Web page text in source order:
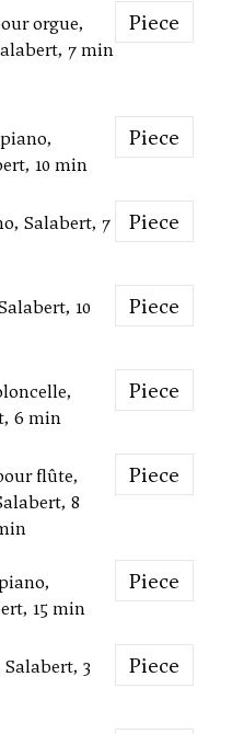
orgue,
7 min
Piece
10 min
Piece
Salabert, 7
Piece
10
Piece
6 min
Piece
flûte,
8
Piece
15 min
Piece
3
Piece